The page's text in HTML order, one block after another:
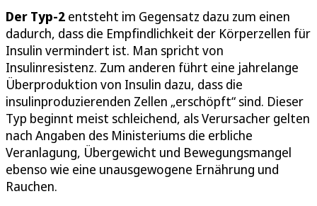
Der Typ-2 entsteht im Gegensatz dazu zum einen
dadurch, dass die Empfindlichkeit der Körperzellen für
Insulin vermindert ist. Man spricht von
Insulinresistenz. Zum anderen führt eine jahrelange
Überproduktion von Insulin dazu, dass die
insulinproduzierenden Zellen „erschöpft“ sind. Dieser
Typ beginnt meist schleichend, als Verursacher gelten
nach Angaben des Ministeriums die erbliche
Veranlagung, Übergewicht und Bewegungsmangel
ebenso wie eine unausgewogene Ernährung und
Rauchen.